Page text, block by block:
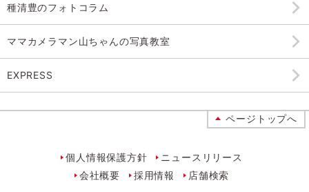
種清豊のフォトコラム
ママカメラマン山ちゃんの写真教室
EXPRESS
ページトップへ
個人情報保護方針
ニュースリリース
会社概要
採用情報 店舗検索